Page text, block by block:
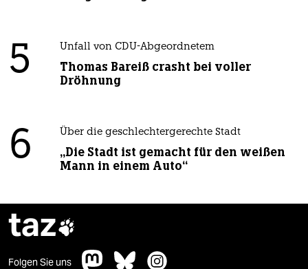
5 Unfall von CDU-Abgeordnetem
Thomas Bareiß crasht bei voller
Dröhnung
6 Über die geschlechtergerechte Stadt
„Die Stadt ist gemacht für den weißen
Mann in einem Auto“
taz
Folgen Sie uns